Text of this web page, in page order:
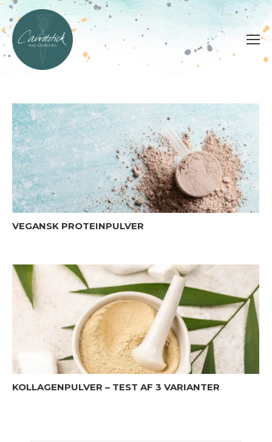
VEGANSK PROTEINPULVER
KOLLAGENPULVER – TEST AF 3 VARIANTER